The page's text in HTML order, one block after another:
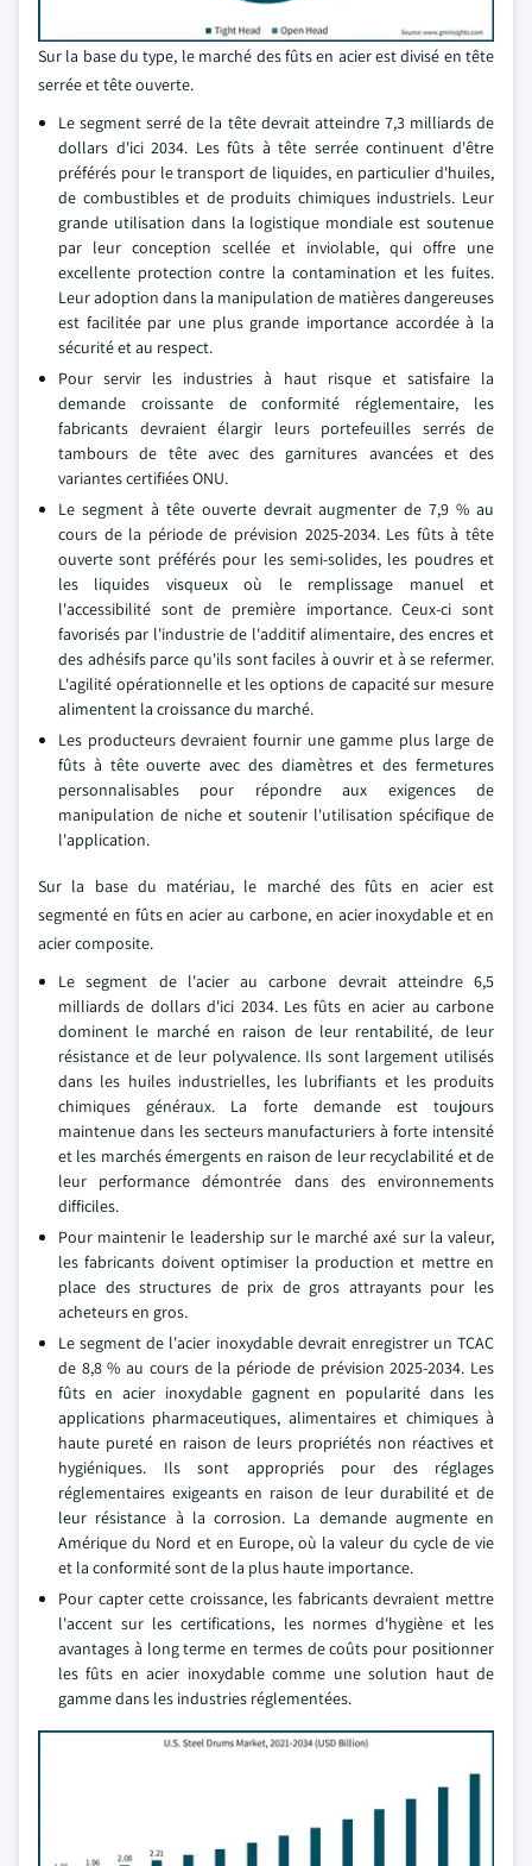
Sur la base du type, le marché des fûts en acier est divisé en tête
serrée et tête ouverte.
Le segment serré de la tête devrait atteindre 7,3 milliards de
dollars d'ici 2034. Les fûts à tête serrée continuent d'être
préférés pour le transport de liquides, en particulier d'huiles,
de combustibles et de produits chimiques industriels. Leur
grande utilisation dans la logistique mondiale est soutenue
par leur conception scellée et inviolable, qui offre une
excellente protection contre la contamination et les fuites.
Leur adoption dans la manipulation de matières dangereuses
est facilitée par une plus grande importance accordée à la
sécurité et au respect.
Pour servir les industries à haut risque et satisfaire la
demande croissante de conformité réglementaire, les
fabricants devraient élargir leurs portefeuilles serrés de
tambours de tête avec des garnitures avancées et des
variantes certifiées ONU.
Le segment à tête ouverte devrait augmenter de 7,9 % au
cours de la période de prévision 2025-2034. Les fûts à tête
ouverte sont préférés pour les semi-solides, les poudres et
les liquides visqueux où le remplissage manuel et
l'accessibilité sont de première importance. Ceux-ci sont
favorisés par l'industrie de l'additif alimentaire, des encres et
des adhésifs parce qu'ils sont faciles à ouvrir et à se refermer.
L'agilité opérationnelle et les options de capacité sur mesure
alimentent la croissance du marché.
Les producteurs devraient fournir une gamme plus large de
fûts à tête ouverte avec des diamètres et des fermetures
personnalisables pour répondre aux exigences de
manipulation de niche et soutenir l'utilisation spécifique de
l'application.
Sur la base du matériau, le marché des fûts en acier est
segmenté en fûts en acier au carbone, en acier inoxydable et en
acier composite.
Le segment de l'acier au carbone devrait atteindre 6,5
milliards de dollars d'ici 2034. Les fûts en acier au carbone
dominent le marché en raison de leur rentabilité, de leur
résistance et de leur polyvalence. Ils sont largement utilisés
dans les huiles industrielles, les lubrifiants et les produits
chimiques généraux. La forte demande est toujours
maintenue dans les secteurs manufacturiers à forte intensité
et les marchés émergents en raison de leur recyclabilité et de
leur performance démontrée dans des environnements
difficiles.
Pour maintenir le leadership sur le marché axé sur la valeur,
les fabricants doivent optimiser la production et mettre en
place des structures de prix de gros attrayants pour les
acheteurs en gros.
Le segment de l'acier inoxydable devrait enregistrer un TCAC
de 8,8 % au cours de la période de prévision 2025-2034. Les
fûts en acier inoxydable gagnent en popularité dans les
applications pharmaceutiques, alimentaires et chimiques à
haute pureté en raison de leurs propriétés non réactives et
hygiéniques. Ils sont appropriés pour des réglages
réglementaires exigeants en raison de leur durabilité et de
leur résistance à la corrosion. La demande augmente en
Amérique du Nord et en Europe, où la valeur du cycle de vie
et la conformité sont de la plus haute importance.
Pour capter cette croissance, les fabricants devraient mettre
l'accent sur les certifications, les normes d'hygiène et les
avantages à long terme en termes de coûts pour positionner
les fûts en acier inoxydable comme une solution haut de
gamme dans les industries réglementées.